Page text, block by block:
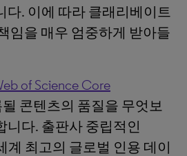
다. 이에 따라 클래리베이트
임을 매우 엄중하게 받아들
of Science Core
콘텐츠의 품질을 무엇보
니다. 출판사 중립적인
계 최고의 글로벌 인용 데이